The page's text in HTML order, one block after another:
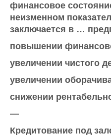
финансовое
неизменном
заключается в …
повышении
увеличении чистого
увеличении
снижении
—
Кредитование под